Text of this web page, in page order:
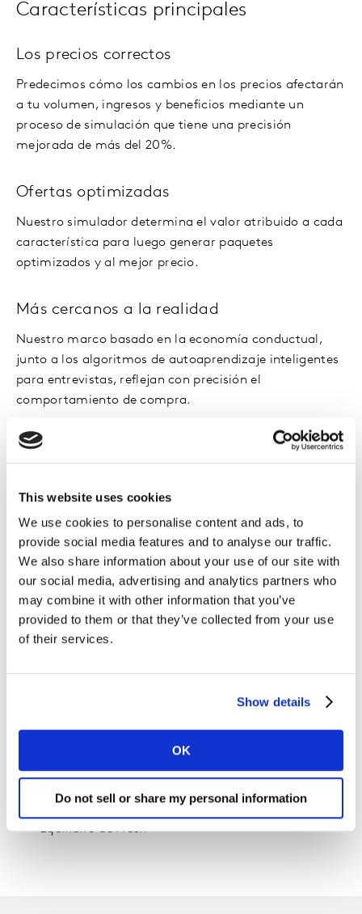
This website uses cookies
We use cookies to personalise content and ads, to
provide social media features and to analyse our traffic.
We also share information about your use of our site with
our social media, advertising and analytics partners who
may combine it with other information that you’ve
provided to them or that they’ve collected from your use
of their services.
Show details
OK
Do not sell or share my personal information
Características principales
Los precios correctos
Predecimos cómo los cambios en los precios afectarán
a tu volumen, ingresos y beneficios mediante un
proceso de simulación que tiene una precisión
mejorada de más del 20%.
Ofertas optimizadas
Nuestro simulador determina el valor atribuido a cada
característica para luego generar paquetes
optimizados y al mejor precio.
Más cercanos a la realidad
Nuestro marco basado en la economía conductual,
junto a los algoritmos de autoaprendizaje inteligentes
para entrevistas, reflejan con precisión el
comportamiento de compra.
métodos de modelo de elección para tener en cuenta
las últimas tendencias y los entornos cambiantes del
mercado. Algunos ejemplos de lo último en I+D son:
Visualizaciones adaptativas para entrevistas por
teléfono móvil que permiten a los consumidores
consumidores puedan escoger productos de un
machine learning
Optimización de precios usando teoría de juego y
Equilibrio de Nash